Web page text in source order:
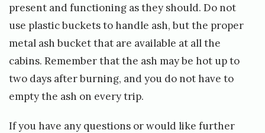
present and functioning as they should. Do not
use plastic buckets to handle ash, but the proper
metal ash bucket that are available at all the
cabins. Remember that the ash may be hot up to
two days after burning, and you do not have to
empty the ash on every trip.
If you have any questions or would like further